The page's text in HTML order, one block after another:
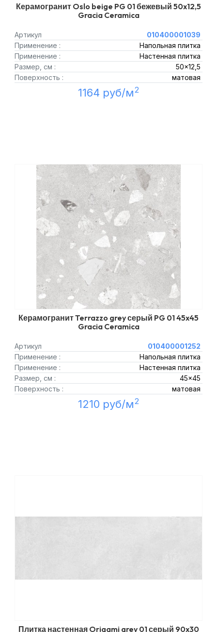
Керамогранит Oslo beige PG 01 бежевый 50x12,5
Gracia Ceramica
Артикул
010400001039
Применение :
Напольная плитка
Применение :
Настенная плитка
Размер, см :
50x12,5
Поверхность :
матовая
1164 руб/м2
Керамогранит Terrazzo grey серый PG 01 45x45
Gracia Ceramica
Артикул
010400001252
Применение :
Напольная плитка
Применение :
Настенная плитка
Размер, см :
45x45
Поверхность :
матовая
1210 руб/м2
Плитка настенная Origami grey 01 серый 90x30